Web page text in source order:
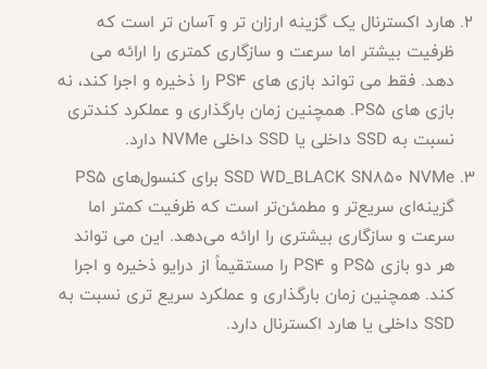
هارد اکسترنال یک گزینه ارزان تر و آسان تر است که
ظرفیت بیشتر اما سرعت و سازگاری کمتری را ارائه می
دهد. فقط می تواند بازی های
PS4 را ذخیره و اجرا کند، نه
بازی های PS5. همچنین زمان بارگذاری و عملکرد کندتری
نسبت به SSD داخلی یا SSD داخلی NVMe دارد.
SSD WD_BLACK SN850 NVMe برای کنسول‌های PS5
گزینه‌ای سریع‌تر و مطمئن‌تر است که ظرفیت کمتر اما
سرعت و سازگاری بیشتری را ارائه می‌دهد. این می تواند
هر دو بازی PS5 و PS4 را مستقیماً از درایو ذخیره و اجرا
کند. همچنین زمان بارگذاری و عملکرد سریع تری نسبت به
SSD داخلی یا هارد اکسترنال دارد.